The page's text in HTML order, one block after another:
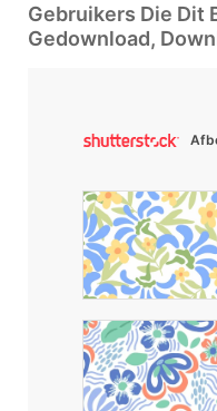
Gebruikers Die Dit
Gedownload,